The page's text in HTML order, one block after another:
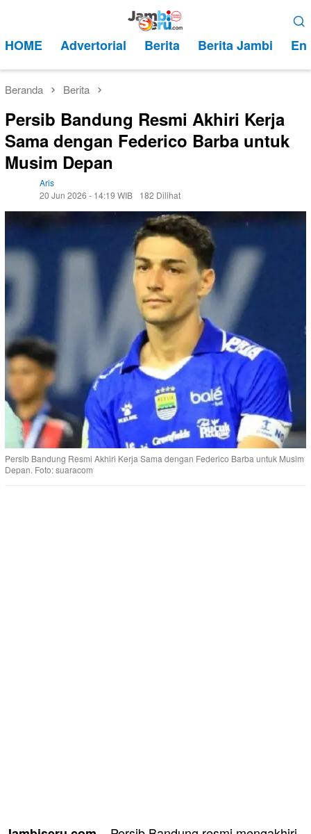
kontenMobile
HOME Advertorial Berita Berita Jambi
Beranda Berita
Persib Bandung Resmi Akhiri Kerja
Sama dengan Federico Barba untuk
Musim Depan
Aris
20 Jun 2026 - 14:19 WIB
182 Dilihat
Persib Bandung Resmi Akhiri Kerja Sama dengan Federico Barba untuk Musim
Depan. Foto: suaracom